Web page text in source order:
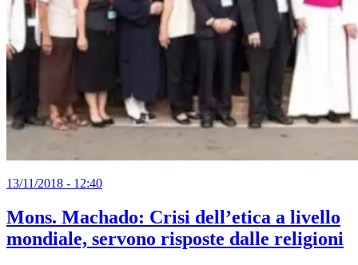
13/11/2018 - 12:40
Mons. Machado: Crisi dell’etica a livello
mondiale, servono risposte dalle religioni